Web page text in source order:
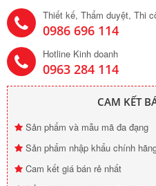
Thiết kế, Thẩm duyệt, Thi
0986 696 114
Hotline Kinh doanh
0963 284 114
CAM KẾT
Sản phẩm và mẫu mã đa đạng
Sản phẩm nhập khẩu chính
Cam kết giá bán rẻ nhất